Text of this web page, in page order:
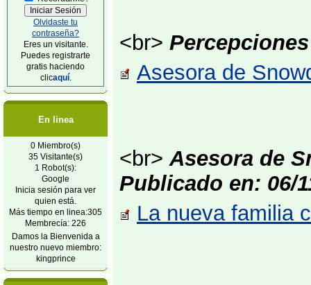
Olvidaste tu
contraseña?
Eres un visitante.
Puedes registrarte
gratis haciendo
clicaquí.
En linea
0 Miembro(s)
35 Visitante(s)
1 Robot(s):
Google
Inicia sesión para ver
quien está.
Más tiempo en linea:305
Membrecía: 226
Damos la Bienvenida a
nuestro nuevo miembro:
kingprince
<br>
Asesora de
<br>Asesora de
Publicado en: 06/
La nueva familia